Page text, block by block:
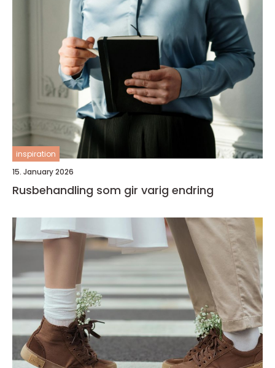
inspiration
15. January 2026
Rusbehandling som gir varig endring